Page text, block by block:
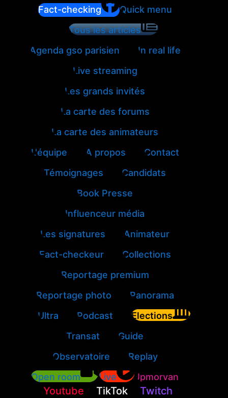
Fact-checking
Quick menu
Tous les articles
Agenda gso parisien
In real life
Live streaming
Les grands invités
La carte des forums
La carte des animateurs
L'équipe
A propos
Contact
Témoignages
Candidats
Book Presse
Influenceur média
Les signatures
Animateur
Fact-checkeur
Collections
Reportage premium
Reportage photo
Panorama
Ultra
Podcast
Elections
Transat
Guide
Observatoire
Replay
Open room
Live Jpmorvan
Youtube TikTok
Twitch